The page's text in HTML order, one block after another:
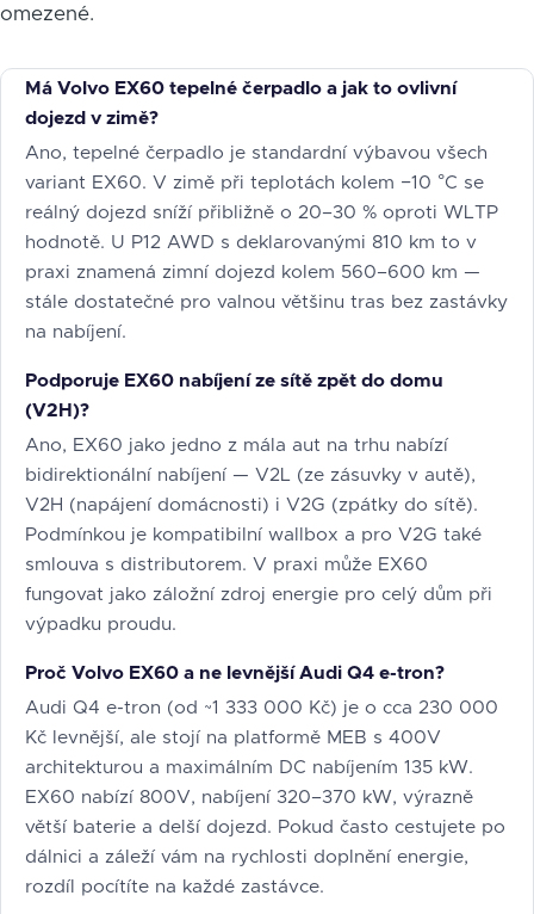
omezené.
Má Volvo EX60 tepelné čerpadlo a jak to ovlivní
dojezd v zimě?
Ano, tepelné čerpadlo je standardní výbavou všech
variant EX60. V zimě při teplotách kolem −10 °C se
reálný dojezd sníží přibližně o 20–30 % oproti WLTP
hodnotě. U P12 AWD s deklarovanými 810 km to v
praxi znamená zimní dojezd kolem 560–600 km —
stále dostatečné pro valnou většinu tras bez zastávky
na nabíjení.
Podporuje EX60 nabíjení ze sítě zpět do domu
(V2H)?
Ano, EX60 jako jedno z mála aut na trhu nabízí
bidirektionální nabíjení — V2L (ze zásuvky v autě),
V2H (napájení domácnosti) i V2G (zpátky do sítě).
Podmínkou je kompatibilní wallbox a pro V2G také
smlouva s distributorem. V praxi může EX60
fungovat jako záložní zdroj energie pro celý dům při
výpadku proudu.
Proč Volvo EX60 a ne levnější Audi Q4 e-tron?
Audi Q4 e-tron (od ~1 333 000 Kč) je o cca 230 000
Kč levnější, ale stojí na platformě MEB s 400V
architekturou a maximálním DC nabíjením 135 kW.
EX60 nabízí 800V, nabíjení 320–370 kW, výrazně
větší baterie a delší dojezd. Pokud často cestujete po
dálnici a záleží vám na rychlosti doplnění energie,
rozdíl pocítíte na každé zastávce.